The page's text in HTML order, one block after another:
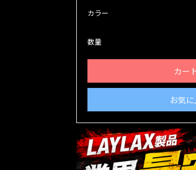
カラー
数量
カー
お気